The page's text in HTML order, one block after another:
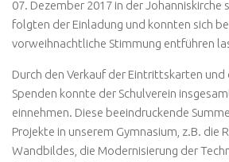
07. Dezember 2017 in der Johanniskirche
folgten der Einladung und konnten sich
vorweihnachtliche Stimmung entführen
Durch den Verkauf der Eintrittskarten und
Spenden konnte der Schulverein
einnehmen. Diese beeindruckende
Projekte in unserem Gymnasium, z.B. die
Wandbildes, die Modernisierung der